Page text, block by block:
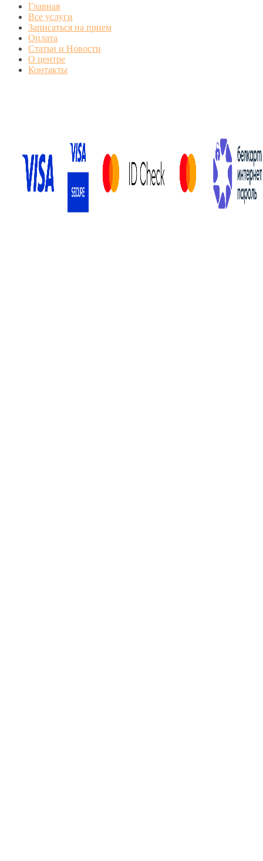
Главная
Все услуги
Записаться на прием
Оплата
Статьи и Новости
О центре
Контакты